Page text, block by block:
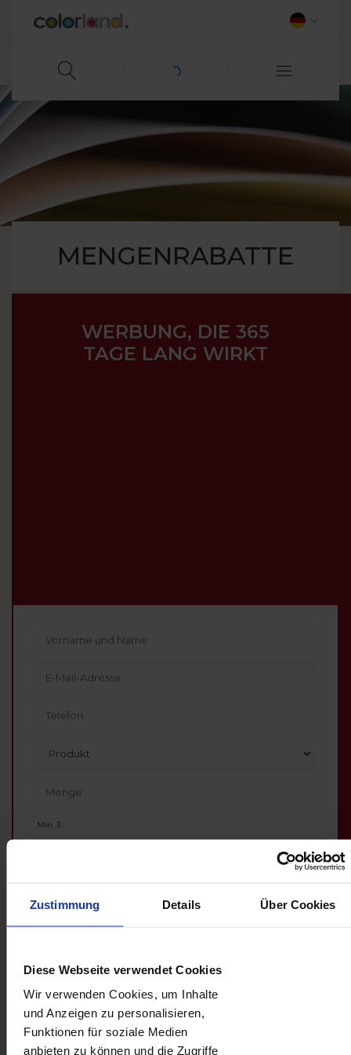
Zustimmung Details Über Cookies
Diese Webseite verwendet Cookies
Wir verwenden Cookies, um Inhalte
und Anzeigen zu personalisieren,
Funktionen für soziale Medien
anbieten zu können und die Zugriffe
MENGENRABATTE
WERBUNG, DIE 365
TAGE LANG WIRKT
Vorname
Name
E-
Adresse
Telefon
Produkt
Quantity
Min. 3
Bist Du an einem Mengenrabatt